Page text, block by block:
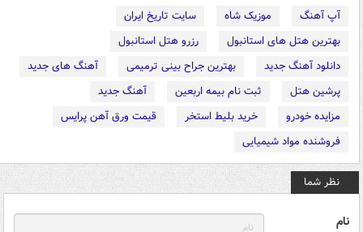
آپ آهنگ موزیک شاه
سایت تاریخ ایران
بهترین هتل های استانبول
رزرو هتل استانبول
دانلود آهنگ جدید
بهترین جراح بینی ترمیمی
آهنگ های جدید
پرشین هتل
ثبت نام بیمه اربعین
آهنگ جدید
مزایده خودرو
خرید بلیط استخر
قیمت ورق آهن پرایس
فروشنده مواد شیمیایی
نظر شما
نام